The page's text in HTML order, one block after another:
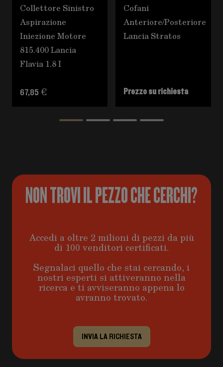
Collettore Sinistro
Aspirazione
Iniezione Motore
815.400 Lancia
Flavia 1.8 I
67,85 €
Cofani
Anteriore/Posteriore
Lancia Stratos
Prezzo su richiesta
NON TROVI IL PEZZO CHE CERCHI?
Accedi a oltre 2 milioni di pezzi da più
di 100 venditori certificati.
Segnalaci quello che stai cercando, i
nostri esperti si attiveranno nella
ricerca e ti avviseranno appena lo
avranno trovato.
INVIA LA RICHIESTA